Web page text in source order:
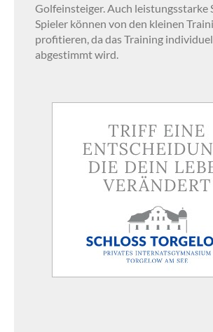
Golfeinsteiger. Auch leistungsstarke
Spieler können von den kleinen
profitieren, da das Training
abgestimmt wird.